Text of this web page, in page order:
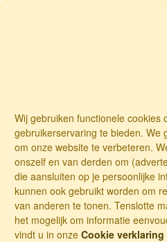
Wij gebruiken functionele cookies
gebruikerservaring te bieden. We
om onze website te verbeteren.
onszelf en van derden om
die aansluiten op je persoonlijke
kunnen ook gebruikt worden om
van anderen te tonen. Tenslotte
het mogelijk om informatie
vindt u in onze Cookie verklaring